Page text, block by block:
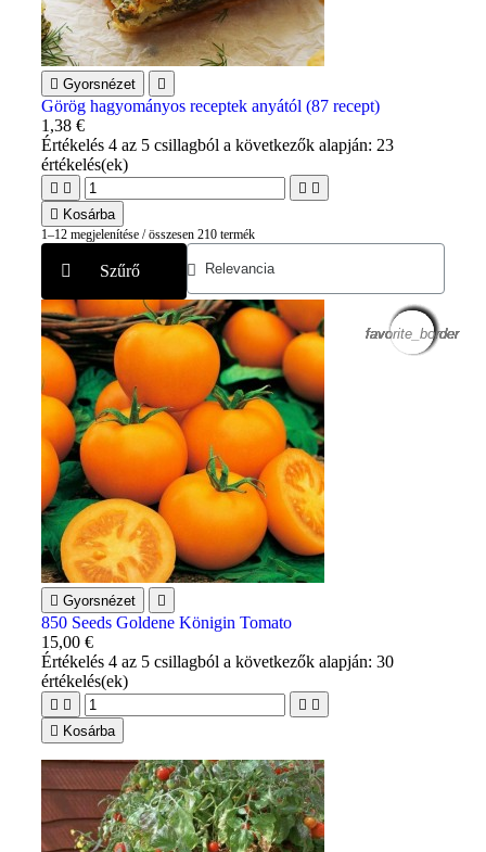
 Gyorsnézet 
Görög hagyományos receptek anyától (87 recept)
1,38 €
Értékelés4 az 5 csillagból a következők alapján: 23
értékelés(ek)
   
 Kosárba
Szűrő
1–12 megjelenítése / összesen 210 termék
favorite_border
 Gyorsnézet 
850 Seeds Goldene Königin Tomato
15,00 €
Értékelés4 az 5 csillagból a következők alapján:30
értékelés(ek)
   
 Kosárba
favorite_border
favorite_border
favorite_border
favorite_border
favorite_border
favorite_border
favorite_border
favorite_border
favorite_border
favorite_border
favorite_border